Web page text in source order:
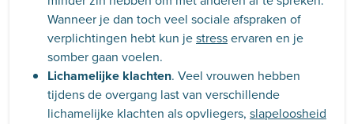
Wanneer je dan toch veel sociale afspraken of
verplichtingen hebt kun jestresservaren en je
somber gaan voelen.
Lichamelijke klachten. Veel vrouwen hebben
tijdens de overgang last van verschillende
lichamelijke klachten als opvliegers, slapeloosheid